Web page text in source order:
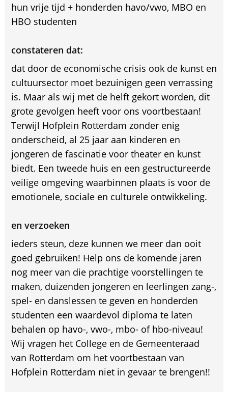
hun vrije tijd + honderden havo/vwo, MBO en
HBO studenten
constateren dat:
dat door de economische crisis ook de kunst en
cultuursector moet bezuinigen geen verrassing
is. Maar als wij met de helft gekort worden, dit
grote gevolgen heeft voor ons voortbestaan!
Terwijl Hofplein Rotterdam zonder enig
onderscheid, al 25 jaar aan kinderen en
jongeren de fascinatie voor theater en kunst
biedt. Een tweede huis en een gestructureerde
veilige omgeving waarbinnen plaats is voor de
emotionele, sociale en culturele ontwikkeling.
en verzoeken
ieders steun, deze kunnen we meer dan ooit
goed gebruiken! Help ons de komende jaren
nog meer van die prachtige voorstellingen te
maken, duizenden jongeren en leerlingen zang-,
spel- en danslessen te geven en honderden
studenten een waardevol diploma te laten
behalen op havo-, vwo-, mbo- of hbo-niveau!
Wij vragen het College en de Gemeenteraad
van Rotterdam om het voortbestaan van
Hofplein Rotterdam niet in gevaar te brengen!!